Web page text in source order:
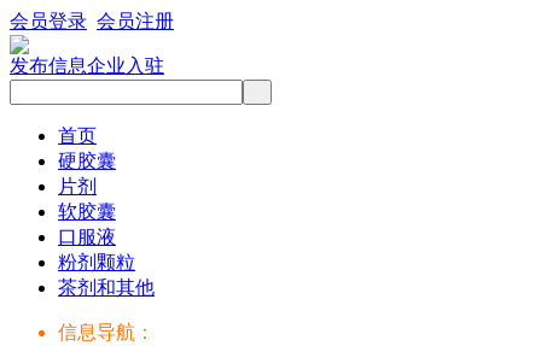
会员登录 会员注册
发布信息企业入驻
首页
硬胶囊
片剂
软胶囊
口服液
粉剂颗粒
茶剂和其他
信息导航：